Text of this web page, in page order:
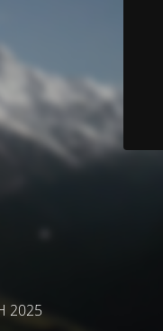
2025